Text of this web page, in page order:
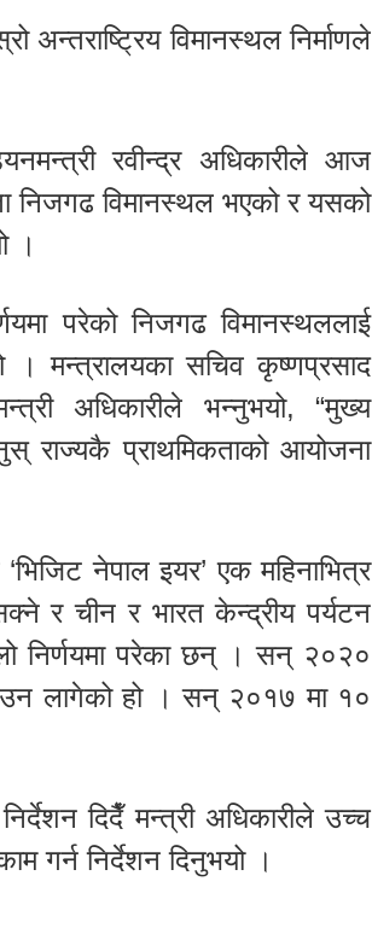
अन्तराष्ट्रिय विमानस्थल निर्माणले
रवीन्द्र अधिकारीले आज
निजगढ विमानस्थल भएको र यसको
।
परेको निजगढ विमानस्थललाई
। मन्त्रालयका सचिव कृष्णप्रसाद
अधिकारीले भन्नुभयो, “मुख्य
राज्यकै प्राथमिकताको आयोजना
नेपाल इयर’ एक महिनाभित्र
र चीन र भारत केन्द्रीय पर्यटन
निर्णयमा परेका छन् । सन् २०२०
लागेको हो । सन् २०१७ मा १०
दिदैँ मन्त्री अधिकारीले उच्च
गर्न निर्देशन दिनुभयो ।